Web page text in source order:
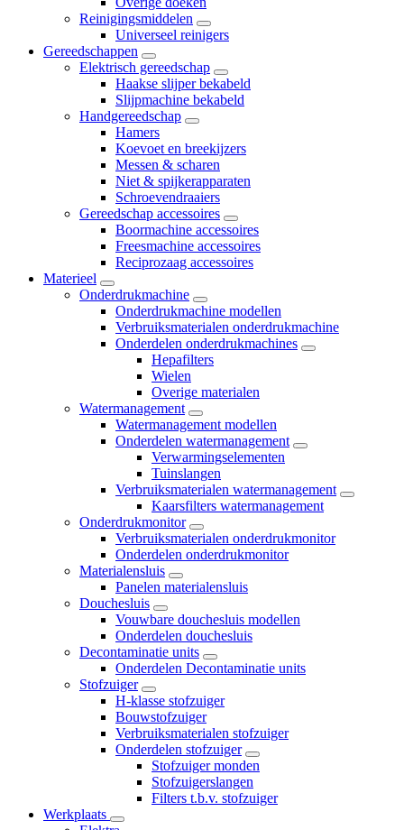
Reinigingsmiddelen
Universeel reinigers
Gereedschappen
Elektrisch gereedschap
Haakse slijper bekabeld
Slijpmachine bekabeld
Handgereedschap
Hamers
Koevoet en breekijzers
Messen & scharen
Niet & spijkerapparaten
Schroevendraaiers
Gereedschap accessoires
Boormachine accessoires
Freesmachine accessoires
Reciprozaag accessoires
Materieel
Onderdrukmachine
Onderdrukmachine modellen
Verbruiksmaterialen onderdrukmachine
Onderdelen onderdrukmachines
Hepafilters
Wielen
Overige materialen
Watermanagement
Watermanagement modellen
Onderdelen watermanagement
Verwarmingselementen
Tuinslangen
Verbruiksmaterialen watermanagement
Kaarsfilters watermanagement
Onderdrukmonitor
Verbruiksmaterialen onderdrukmonitor
Onderdelen onderdrukmonitor
Materialensluis
Panelen materialensluis
Douchesluis
Vouwbare douchesluis modellen
Onderdelen douchesluis
Decontaminatie units
Onderdelen Decontaminatie units
Stofzuiger
H-klasse stofzuiger
Bouwstofzuiger
Verbruiksmaterialen stofzuiger
Onderdelen stofzuiger
Stofzuiger monden
Stofzuigerslangen
Filters t.b.v. stofzuiger
Werkplaats